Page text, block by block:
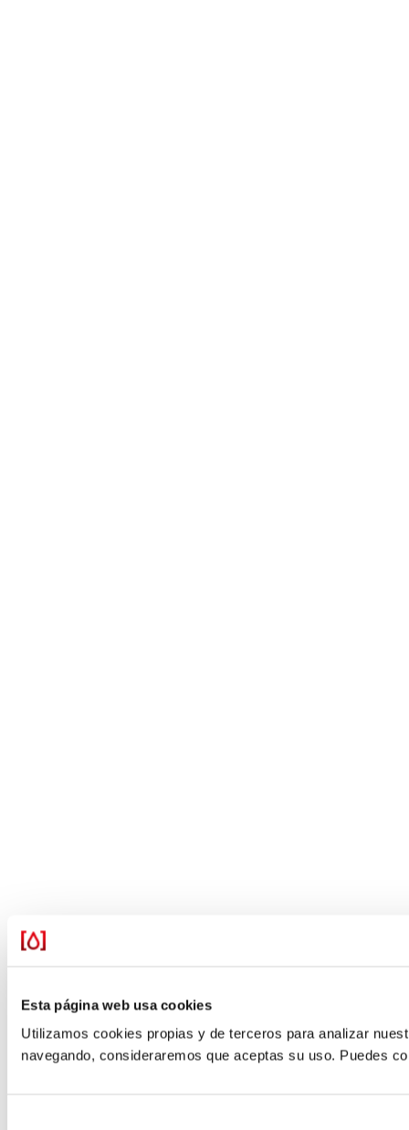
Esta página web usa cookies
Utilizamos cookies propias y de terceros para analizar
navegando, consideraremos que aceptas su uso. Puedes